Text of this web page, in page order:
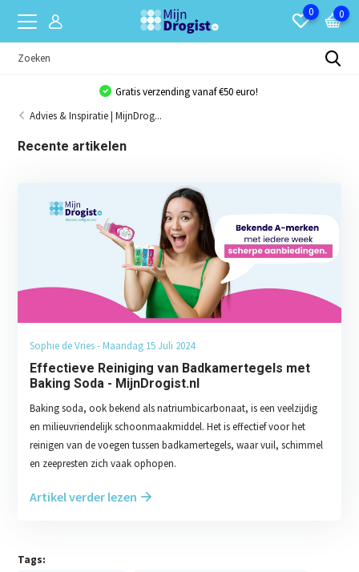
0 0
Gratis verzending vanaf €50 euro!
Advies & Inspiratie | MijnDrog...
Recente artikelen
Sophie de Vries - Maandag 15 Juli 2024
Effectieve Reiniging van Badkamertegels met
Baking Soda - MijnDrogist.nl
Baking soda, ook bekend als natriumbicarbonaat, is een veelzijdig
en milieuvriendelijk schoonmaakmiddel. Het is effectief voor het
reinigen van de voegen tussen badkamertegels, waar vuil, schimmel
en zeepresten zich vaak ophopen.
Artikel verder lezen
Tags: